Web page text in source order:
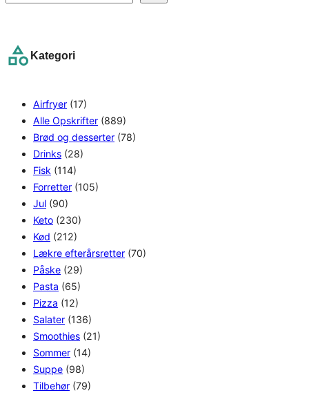
e
c
Kategori
Airfryer (17)
Alle Opskrifter (889)
Brød og desserter (78)
Drinks (28)
Fisk (114)
Forretter (105)
Jul (90)
Keto (230)
Kød (212)
Lækre efterårsretter (70)
Påske (29)
Pasta (65)
Pizza (12)
Salater (136)
Smoothies (21)
Sommer (14)
Suppe (98)
Tilbehør (79)